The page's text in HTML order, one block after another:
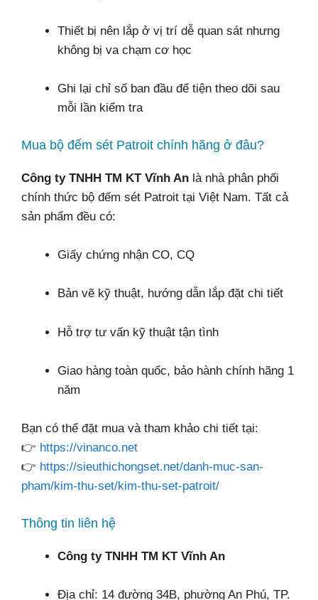
Thiết bị nên lắp ở vị trí dễ quan sát nhưng
không bị va chạm cơ học
Ghi lại chỉ số ban đầu để tiện theo dõi sau
mỗi lần kiểm tra
Mua bộ đếm sét Patroit chính hãng ở đâu?
Công ty TNHH TM KT Vĩnh An là nhà phân phối
chính thức bộ đếm sét Patroit tại Việt Nam. Tất cả
sản phẩm đều có:
Giấy chứng nhận CO, CQ
Bản vẽ kỹ thuật, hướng dẫn lắp đặt chi tiết
Hỗ trợ tư vấn kỹ thuật tận tình
Giao hàng toàn quốc, bảo hành chính hãng 1
năm
Bạn có thể đặt mua và tham khảo chi tiết tại:
👉 https://vinanco.net
👉 https://sieuthichongset.net/danh-muc-san-
pham/kim-thu-set/kim-thu-set-patroit/
Thông tin liên hệ
Công ty TNHH TM KT Vĩnh An
Địa chỉ: 14 đường 34B, phường An Phú, TP.